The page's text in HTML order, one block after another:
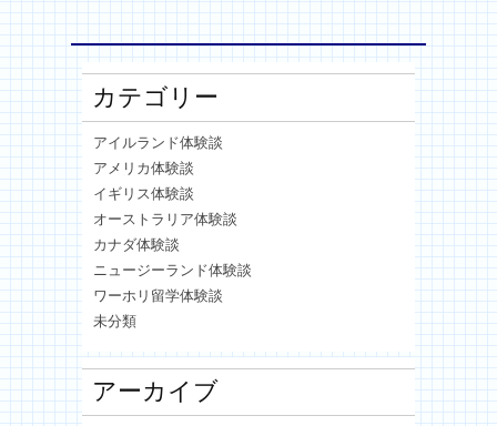
カテゴリー
アイルランド体験談
アメリカ体験談
イギリス体験談
オーストラリア体験談
カナダ体験談
ニュージーランド体験談
ワーホリ留学体験談
未分類
アーカイブ